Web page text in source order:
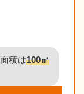
積は100㎡